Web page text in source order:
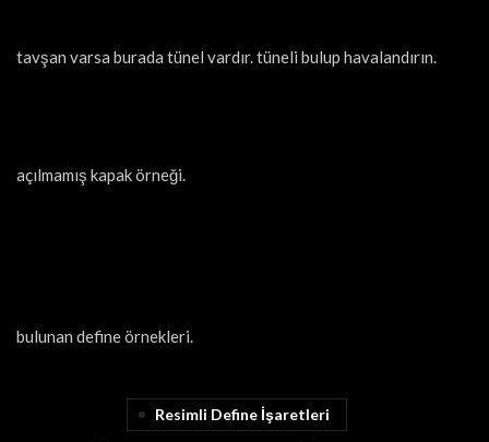
tavşan varsa burada tünel vardır. tüneli bulup havalandırın.
açılmamış kapak örneği.
bulunan define örnekleri.
Resimli Define İşaretleri